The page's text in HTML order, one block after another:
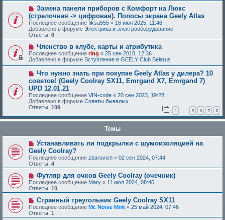
Замена панели приборов с Комфорт на Люкс
(стрелочная -> цифровая). Полосы экрана Geely Atlas
Последнее сообщение fiksa555 « 16 июл 2025, 11:46
Добавлено в форуме Электрика и электрооборудование
Ответы: 6
Членство в клубе, карты и атрибутика
Последнее сообщение ring « 25 сен 2018, 12:36
Добавлено в форуме Вступление в GEELY Club Belarus
Что нужно знать при покупке Geely Atlas у дилера? 10
советов! (Geely Coolray SX11, Emrgand X7, Emrgand 7)
UPD 12.01.21
Последнее сообщение VIN-code « 20 сен 2023, 19:28
Добавлено в форуме Советы бывалых
Ответы: 109 1 … 5 6 7 8
Темы
Устанавливать ли подкрылки с шумоизоляцией на
Geely Coolray?
Последнее сообщение zbarovich « 02 сен 2024, 07:44
Ответы: 4
Футляр для очков Geely Coolray (очечник)
Последнее сообщение Mary « 11 июл 2024, 08:46
Ответы: 10
Странный треугольник Geely Coolray SX11
Последнее сообщение Mr. Noise Mnk « 25 май 2024, 07:46
Ответы: 1